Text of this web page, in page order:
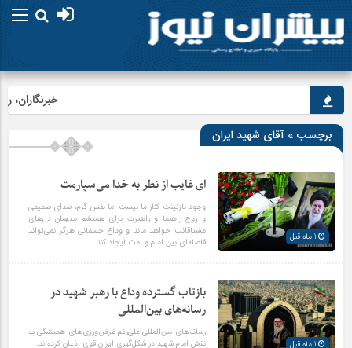
خبرنگاران،
برچسب » آقای شهید ایران
ای غایب از نظر به خدا می‌سپارمت
وجود نازنینت کنار ما نیست اما نفس گرم، صدای صمیمی
و روح راهنما و راهبرت برای همیشه میهمان دل‌های
مشتاقانت خواهد ماند و وداع جسمانی هرگز نمی‌تواند
فاصله‌ای بین امام و امت ایجاد کند.
بازتاب گسترده وداع با رهبر شهید در
رسانه‌های بین‌المللی
رسانه‌های بین‌المللی علی‌رغم غرض‌ورزی‌های همیشگی به
نقش امام شهید در شکل‌گیری ایران قوی اذعان کرده‌اند.